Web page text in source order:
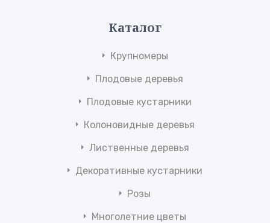
Каталог
Крупномеры
Плодовые деревья
Плодовые кустарники
Колоновидные деревья
Лиственные деревья
Декоративные кустарники
Розы
Многолетние цветы